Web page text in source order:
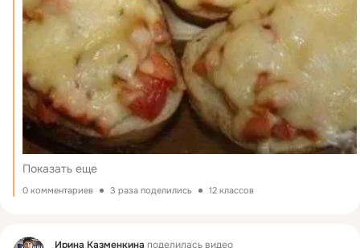
Показать еще
0 комментариев 3 раза поделились 12 классов
Фид Ирина Казменкина поделилась видео